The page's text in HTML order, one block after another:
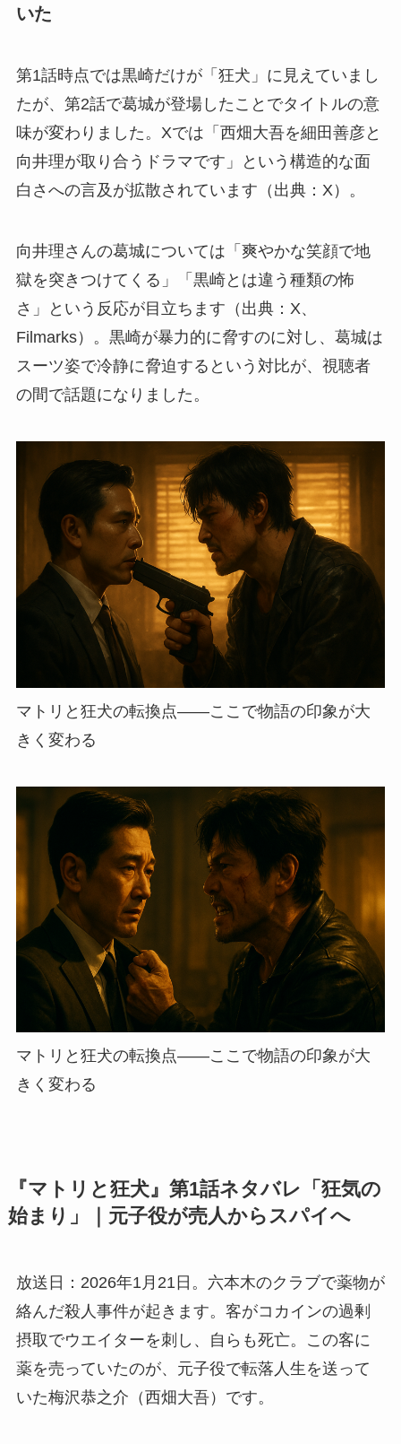
いた
第1話時点では黒崎だけが「狂犬」に見えていまし
たが、第2話で葛城が登場したことでタイトルの意
味が変わりました。Xでは「西畑大吾を細田善彦と
向井理が取り合うドラマです」という構造的な面
白さへの言及が拡散されています（出典：X）。
向井理さんの葛城については「爽やかな笑顔で地
獄を突きつけてくる」「黒崎とは違う種類の怖
さ」という反応が目立ちます（出典：X、
Filmarks）。黒崎が暴力的に脅すのに対し、葛城は
スーツ姿で冷静に脅迫するという対比が、視聴者
の間で話題になりました。
マトリと狂犬の転換点——ここで物語の印象が大
きく変わる
マトリと狂犬の転換点——ここで物語の印象が大
きく変わる
『マトリと狂犬』第1話ネタバレ「狂気の
始まり」｜元子役が売人からスパイへ
放送日：2026年1月21日。六本木のクラブで薬物が
絡んだ殺人事件が起きます。客がコカインの過剰
摂取でウエイターを刺し、自らも死亡。この客に
薬を売っていたのが、元子役で転落人生を送って
いた梅沢恭之介（西畑大吾）です。